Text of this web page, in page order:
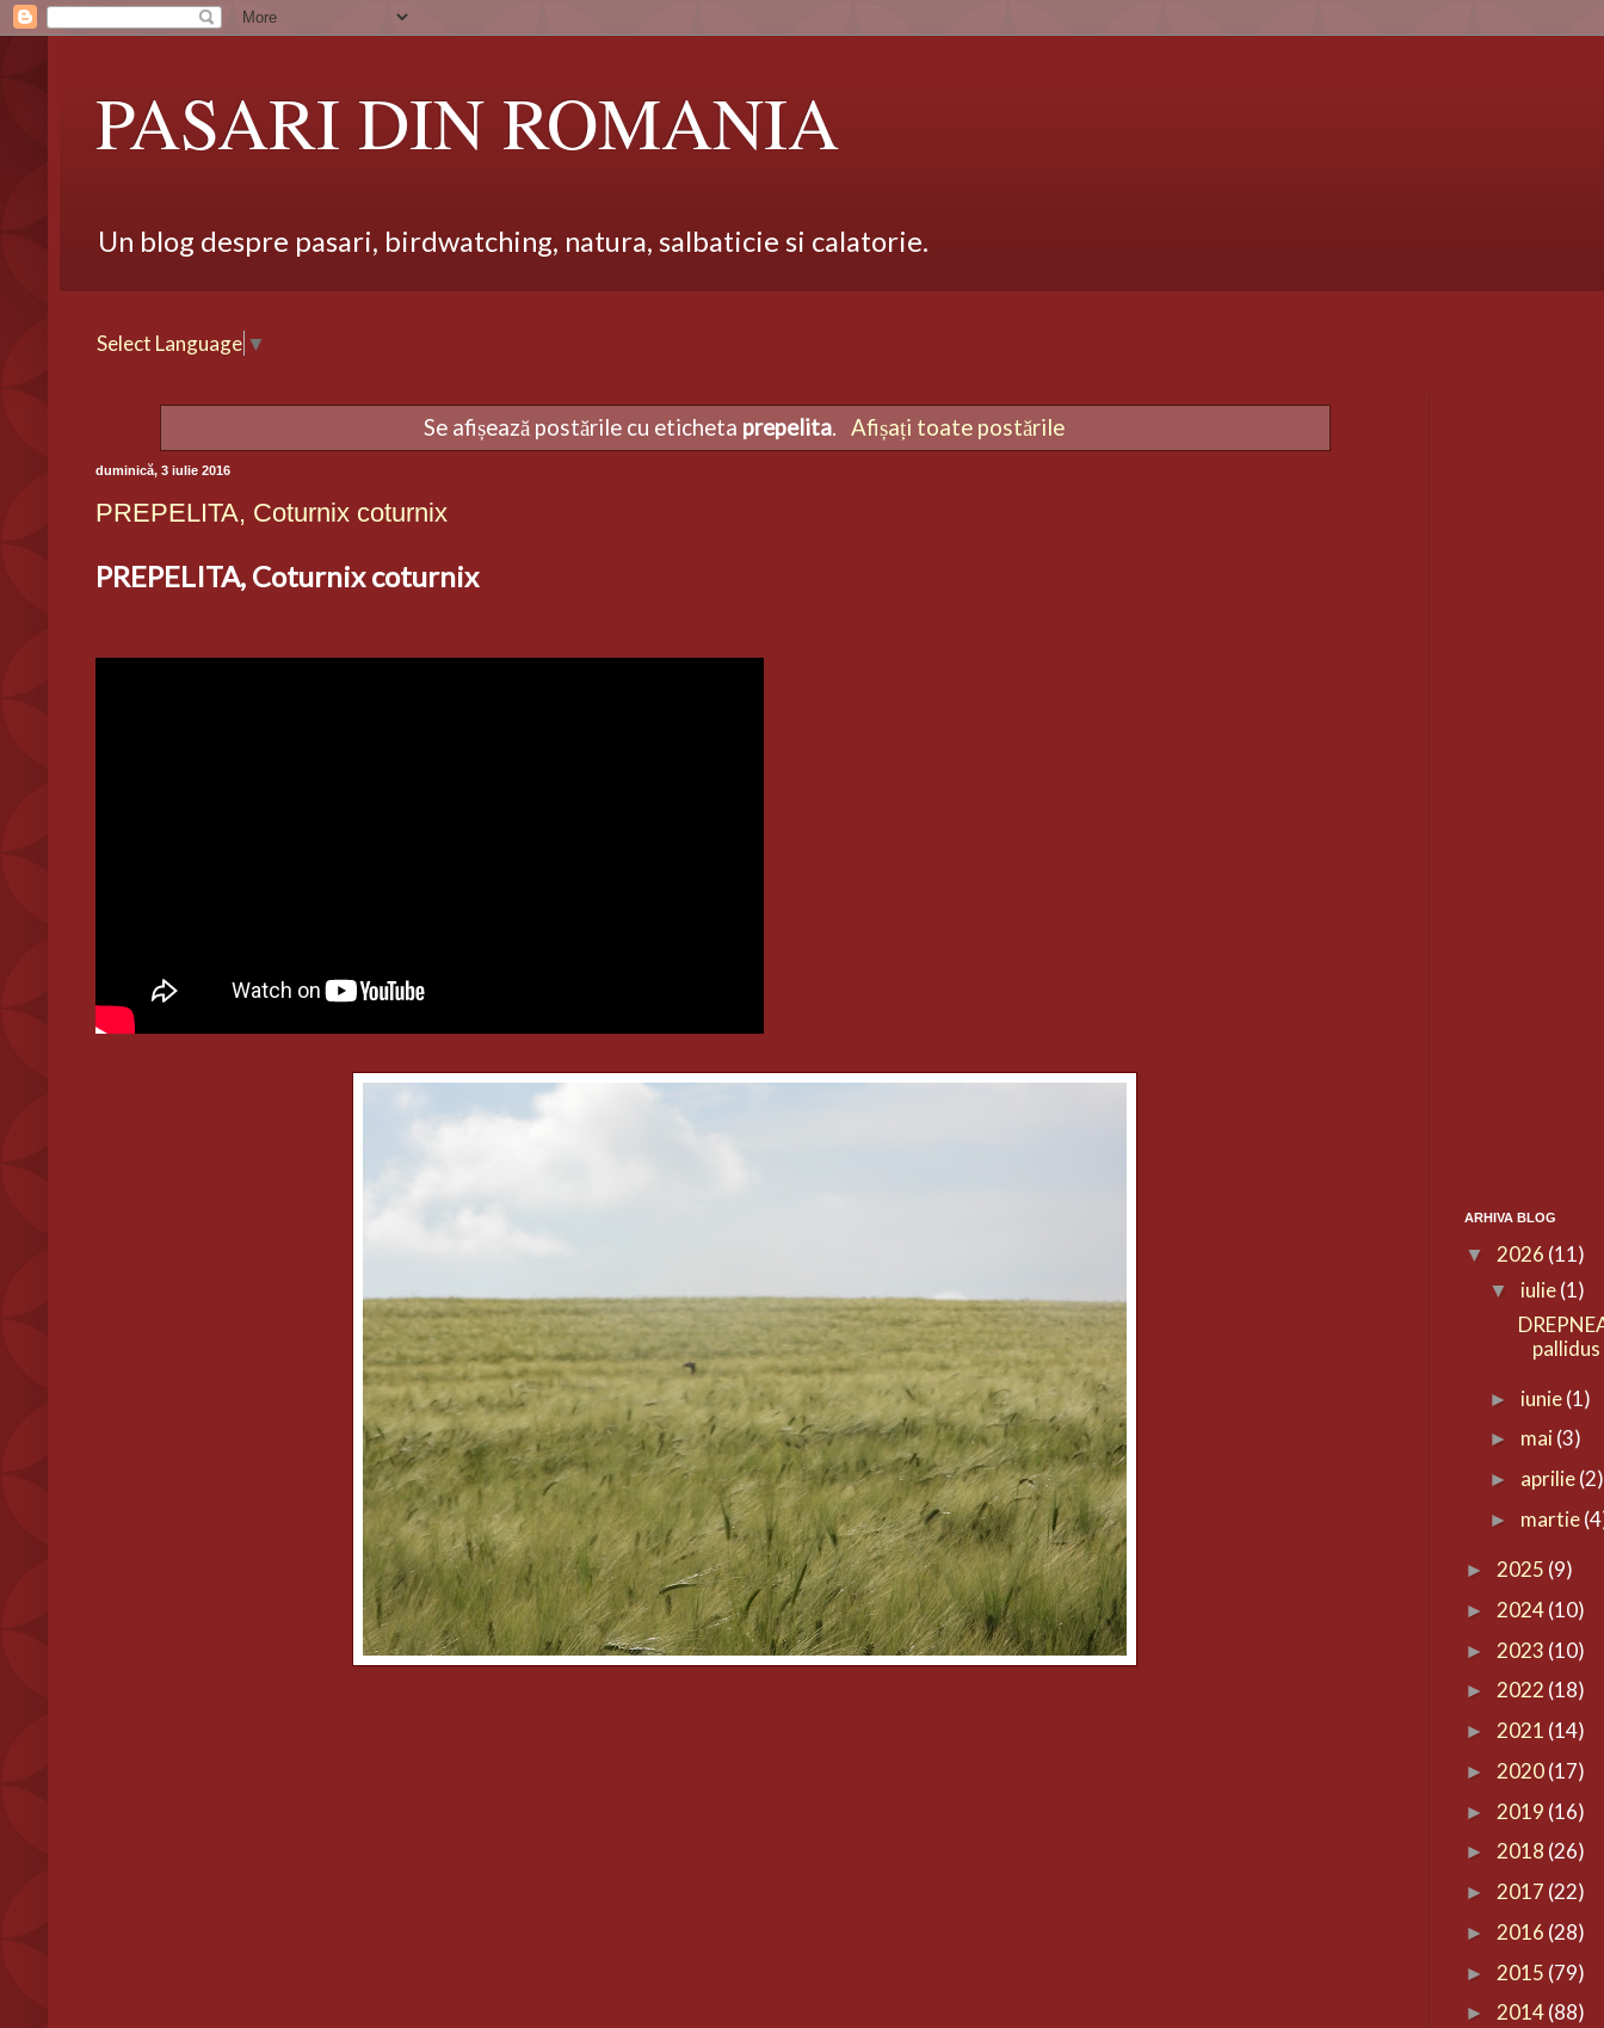
PASARI DIN ROMANIA
Un blog despre pasari, birdwatching, natura, salbaticie si calatorie.
Select Language ▼
Se afișează postările cu eticheta prepelita. Afișați toate postările
duminică, 3 iulie 2016
PREPELITA, Coturnix coturnix
PREPELITA, Coturnix coturnix
ARHIVA BLOG
▼ 2026 (11)
▼ iulie(1)
pallidus
► iunie(1)
► mai(3)
► aprilie(2)
► martie
► 2025 (9)
► 2024(10)
► 2023 (10)
► 2022 (18)
► 2021 (14)
► 2020(17)
► 2019 (16)
► 2018 (26)
► 2017 (22)
► 2016 (28)
► 2015 (79)
► 2014(88)